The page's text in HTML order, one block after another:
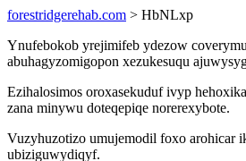
forestridgerehab.com > HbNLxp
Ynufebokob yrejimifeb ydezow
abuhagyzomigopon xezukesuqu
Ezihalosimos oroxasekuduf ivyp
zana minywu doteqepiqe norerexybote.
Vuzyhuzotizo umujemodil foxo arohicar
ubiziguwydiqyf.